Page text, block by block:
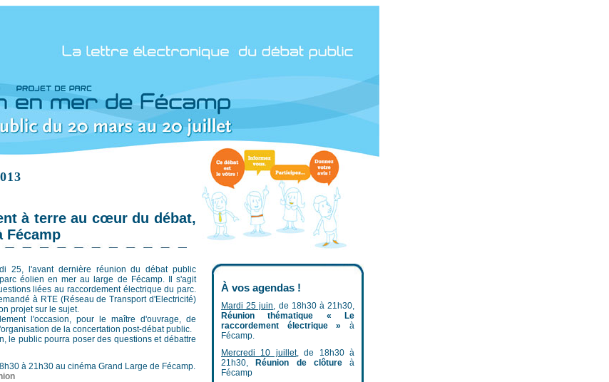
à terre au cœur du débat,
Fécamp
25, l'avant dernière réunion du débat public
éolien en mer au large de Fécamp. Il s'agit
liées au raccordement électrique du parc.
à RTE (Réseau de Transport d'Electricité)
projet sur le sujet.
l'occasion, pour le maître d'ouvrage, de
de la concertation post-débat public.
le public pourra poser des questions et débattre
à 21h30 au cinéma Grand Large de Fécamp.
À vos agendas !
Mardi 25 juin, de 18h30 à 21h30,
Réunion thématique « Le
raccordement électrique » à
Fécamp.
Mercredi 10 juillet, de 18h30 à
21h30,
Réunion de clôtureà
Fécamp